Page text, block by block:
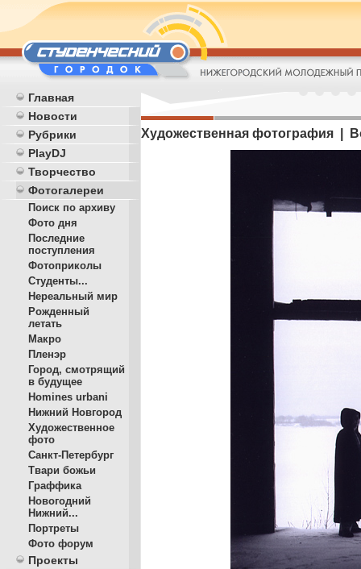
Главная
Новости
Рубрики
PlayDJ
Творчество
Фотогалереи
Поиск по архиву
Фото дня
Последние
поступления
Фотоприколы
Студенты...
Нереальный мир
Рожденный
летать
Макро
Пленэр
Город, смотрящий
в будущее
Homines urbani
Нижний Новгород
Художественное
фото
Санкт-Петербург
Твари божьи
Граффика
Новогодний
Нижний...
Портреты
Фото форум
Проекты
Художественная фотография |